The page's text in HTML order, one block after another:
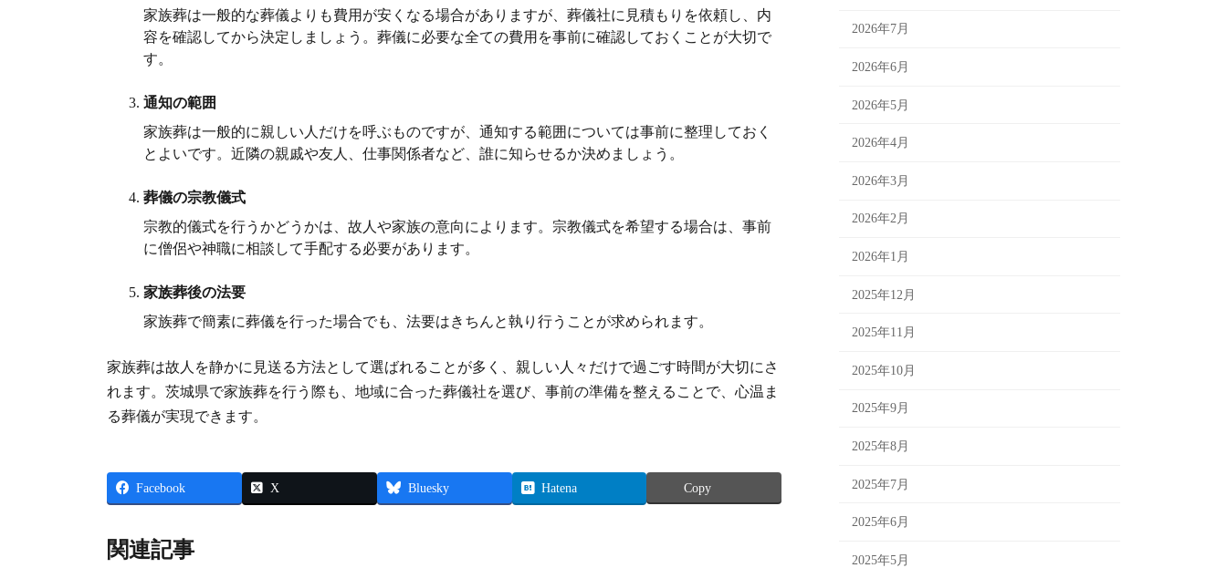
家族葬は一般的な葬儀よりも費用が安くなる場合がありますが、葬儀社に見積もりを依頼し、内
容を確認してから決定しましょう。葬儀に必要な全ての費用を事前に確認しておくことが大切で
す。
通知の範囲
家族葬は一般的に親しい人だけを呼ぶものですが、通知する範囲については事前に整理しておく
とよいです。近隣の親戚や友人、仕事関係者など、誰に知らせるか決めましょう。
葬儀の宗教儀式
宗教的儀式を行うかどうかは、故人や家族の意向によります。宗教儀式を希望する場合は、事前
に僧侶や神職に相談して手配する必要があります。
家族葬後の法要
家族葬で簡素に葬儀を行った場合でも、法要はきちんと執り行うことが求められます。
家族葬は故人を静かに見送る方法として選ばれることが多く、親しい人々だけで過ごす時間が大切にさ
れます。茨城県で家族葬を行う際も、地域に合った葬儀社を選び、事前の準備を整えることで、心温ま
る葬儀が実現できます。
Facebook X Bluesky Hatena Copy
関連記事
2026年7月
2026年6月
2026年5月
2026年4月
2026年3月
2026年2月
2026年1月
2025年12月
2025年11月
2025年10月
2025年9月
2025年8月
2025年7月
2025年6月
2025年5月